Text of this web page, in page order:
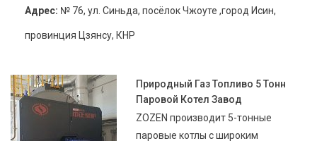
Адрес: № 76, ул. Синьда, посёлок Чжоуте ,город Исин,
провинция Цзянсу, КНР
Природный Газ Топливо 5 Тонн
Паровой Котел Завод
ZOZEN производит 5-тонные
паровые котлы с широким